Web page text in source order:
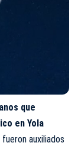
que
en Yola
auxiliados